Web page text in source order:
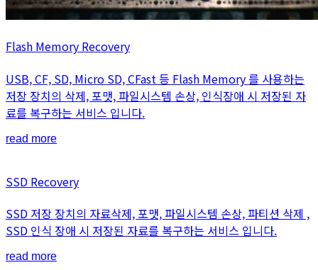
Flash Memory Recovery
USB, CF, SD, Micro SD, CFast 등 Flash Memory 를 사용하는
저장 장치의 삭제, 포맷, 파일시스템 손상, 인식장애 시 저장된 자
료를 복구하는 서비스 입니다.
read more
SSD Recovery
SSD 저장 장치의 자료삭제, 포맷, 파일시스템 손상, 파티션 삭제 ,
SSD 인식 장애 시 저장된 자료를 복구하는 서비스 입니다.
read more